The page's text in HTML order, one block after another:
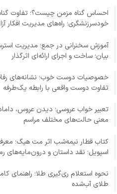
احساس گناه مزمن چیست؟؛ تفاوت
خودسرزنشگری؛ راه‌های مدیریت افکار
آموزش سخنرانی در جمع؛ مدیریت
بیان؛ ساخت و اجرای ارائه‌ای اثرگذار
خصوصیات دوست خوب؛ نشانه‌های
تفاوت دوست واقعی با رابطه یک‌طرفه
تعبیر خواب عروسی؛ دیدن عروس،
معنی حالت‌های مختلف مراسم
کتاب قطار نیمه‌شب اثر مت هیگ؛
اسپویل؛ نقد داستان و درون‌مایه‌های
نحوه استعلام ری‌گیری طلا؛ راهنمای
طلای آب‌شده